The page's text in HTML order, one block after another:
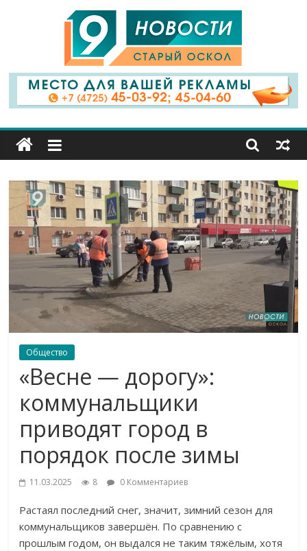
9
Канал
Старый
Оскол
Общество
«Весне — дорогу»:
коммунальщики
приводят город в
порядок после зимы
11.03.2025 8 0 Комментариев
Растаял последний снег, значит, зимний сезон для
коммунальщиков завершён. По сравнению с
прошлым годом, он выдался не таким тяжёлым, хотя